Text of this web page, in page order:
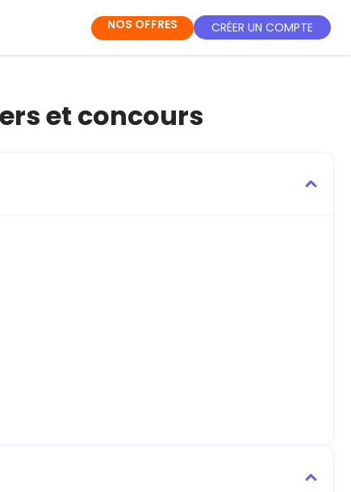
NOS OFFRES CRÉER UN COMPTE
et concours